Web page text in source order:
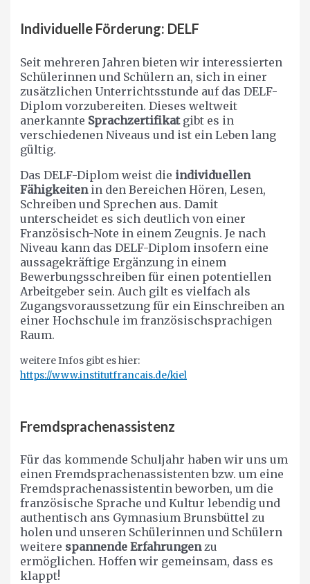
Individuelle Förderung: DELF
Seit mehreren Jahren bieten wir interessierten
Schülerinnen und Schülern an, sich in einer
zusätzlichen Unterrichtsstunde auf das DELF-
Diplom vorzubereiten. Dieses weltweit
anerkannte Sprachzertifikatgibt es in
verschiedenen Niveaus und ist ein Leben lang
gültig.
Das DELF-Diplom weist die individuellen
Fähigkeitenin den Bereichen Hören, Lesen,
Schreiben und Sprechen aus. Damit
unterscheidet es sich deutlich von einer
Französisch-Note in einem Zeugnis. Je nach
Niveau kann das DELF-Diplom insofern eine
aussagekräftige Ergänzung in einem
Bewerbungsschreiben für einen potentiellen
Arbeitgeber sein. Auch gilt es vielfach als
Zugangsvoraussetzung für ein Einschreiben an
einer Hochschule im französischsprachigen
Raum.
weitere Infos gibt es hier:
https://www.institutfrancais.de/kiel
Fremdsprachenassistenz
Für das kommende Schuljahr haben wir uns um
einen Fremdsprachenassistenten bzw. um eine
Fremdsprachenassistentin beworben, um die
französische Sprache und Kultur lebendig und
authentisch ans Gymnasium Brunsbüttel zu
holen und unseren Schülerinnen und Schülern
weitere spannende Erfahrungenzu
ermöglichen. Hoffen wir gemeinsam, dass es
klappt!